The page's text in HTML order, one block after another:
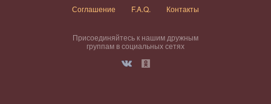
Соглашение F.A.Q. Контакты
Присоединяйтесь к нашим дружным
группам в социальных сетях